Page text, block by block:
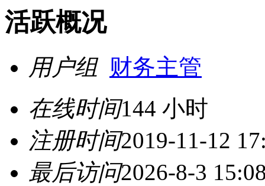
活跃概况
用户组 财务主管
在线时间144 小时
注册时间2019-11-12
最后访问2026-8-3